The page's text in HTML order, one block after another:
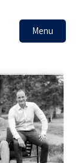
Menu